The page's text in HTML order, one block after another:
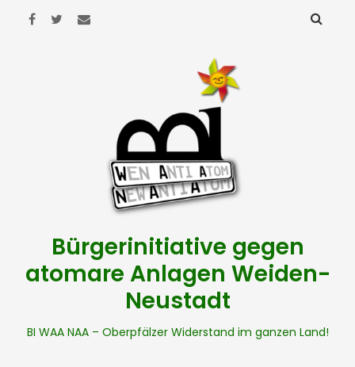
Bürgerinitiative gegen
atomare Anlagen Weiden-
Neustadt
BI WAA NAA – Oberpfälzer Widerstand im ganzen Land!